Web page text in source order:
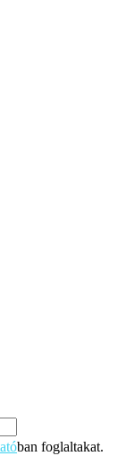
ban foglaltakat.